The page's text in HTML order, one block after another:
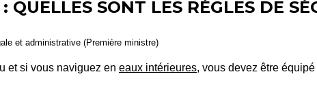
QUELLES SONT LES RÈGLES DE
et administrative (Première ministre)
et si vous naviguez en eaux intérieures, vous devez être